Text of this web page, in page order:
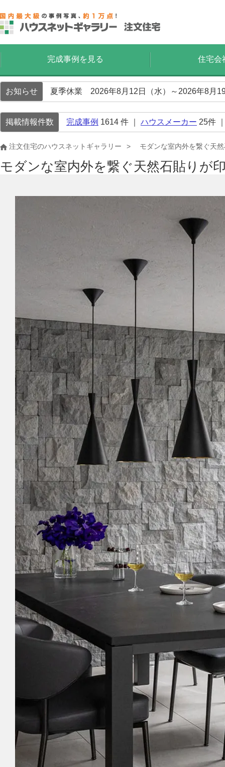
完成事例を見る 住宅会
お知らせ 夏季休業 2026年8月12日（水）～2026年8月
掲載情報件数 完成事例 1614 件 ｜ ハウスメーカー 25件
注文住宅のハウスネットギャラリー モダンな室内外を繋ぐ天
モダンな室内外を繋ぐ天然石貼りが